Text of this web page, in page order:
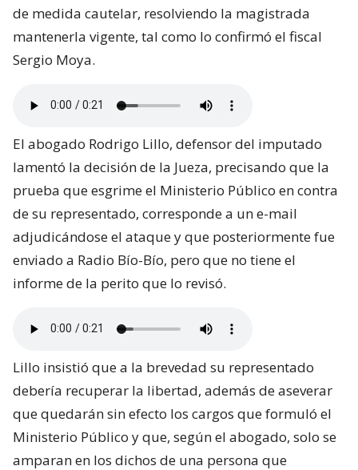
de medida cautelar, resolviendo la magistrada
mantenerla vigente, tal como lo confirmó el fiscal
Sergio Moya.
El abogado Rodrigo Lillo, defensor del imputado
lamentó la decisión de la Jueza, precisando que la
prueba que esgrime el Ministerio Público en contra
de su representado, corresponde a un e-mail
adjudicándose el ataque y que posteriormente fue
enviado a Radio Bío-Bío, pero que no tiene el
informe de la perito que lo revisó.
Lillo insistió que a la brevedad su representado
debería recuperar la libertad, además de aseverar
que quedarán sin efecto los cargos que formuló el
Ministerio Público y que, según el abogado, solo se
amparan en los dichos de una persona que